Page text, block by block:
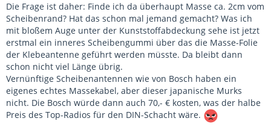
Die Frage ist daher: Finde ich da überhaupt Masse ca. 2cm vom
Scheibenrand? Hat das schon mal jemand gemacht? Was ich
mit bloßem Auge unter der Kunststoffabdeckung sehe ist jetzt
erstmal ein inneres Scheibengummi über das die Masse-Folie
der Klebeantenne geführt werden müsste. Da bleibt dann
schon nicht viel Länge übrig.
Vernünftige Scheibenantennen wie von Bosch haben ein
eigenes echtes Massekabel, aber dieser japanische Murks
nicht. Die Bosch würde dann auch 70,- € kosten, was der halbe
Preis des Top-Radios für den DIN-Schacht wäre.